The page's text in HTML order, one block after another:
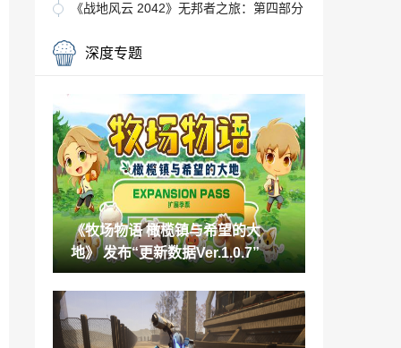
《战地风云 2042》无邦者之旅：第四部分
2021-08-07
2021-08-07
DualSense手柄设计师分享次世代手柄早
期设计经历
2021-08-07
iPhone 13代工厂正大举招募劳动力 竞争
激烈
2021-08-07
Epic商城至少在2027年之前不会盈利
《喋血复仇》测试版性能分析 PS5/XSX支
持4K/60帧
深度专题
《牧场物语 橄榄镇与希望的大
地》 发布“更新数据Ver.1.0.7”